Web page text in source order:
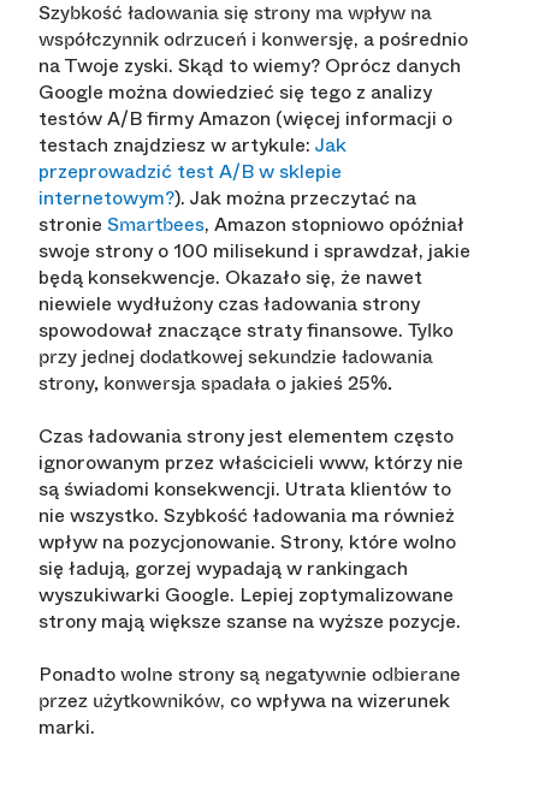
Szybkość ładowania się strony ma wpływ na
współczynnik odrzuceń i konwersję, a pośrednio
na Twoje zyski. Skąd to wiemy? Oprócz danych
Google można dowiedzieć się tego z analizy
testów A/B firmy Amazon (więcej informacji o
testach znajdziesz w artykule: Jak
przeprowadzić test A/B w sklepie
internetowym?). Jak można przeczytać na
stronie Smartbees, Amazon stopniowo opóźniał
swoje strony o 100 milisekund i sprawdzał, jakie
będą konsekwencje. Okazało się, że nawet
niewiele wydłużony czas ładowania strony
spowodował znaczące straty finansowe. Tylko
przy jednej dodatkowej sekundzie ładowania
strony, konwersja spadała o jakieś 25%.
Czas ładowania strony jest elementem często
ignorowanym przez właścicieli www, którzy nie
są świadomi konsekwencji. Utrata klientów to
nie wszystko. Szybkość ładowania ma również
wpływ na pozycjonowanie. Strony, które wolno
się ładują, gorzej wypadają w rankingach
wyszukiwarki Google. Lepiej zoptymalizowane
strony mają większe szanse na wyższe pozycje.
Ponadto wolne strony są negatywnie odbierane
przez użytkowników, co wpływa na wizerunek
marki.